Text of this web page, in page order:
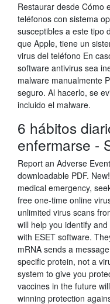
Restaurar desde Cómo
teléfonos con sistema
susceptibles a este tipo
que Apple, tiene un
virus del teléfono En
software antivirus sea
malware manualmente
seguro. Al hacerlo, se
incluido el malware.
6 hábitos
enfermarse -
Report an Adverse
downloadable PDF.
medical emergency,
free one-time online
unlimited virus scans
will help you identify
with ESET software.
mRNA sends a
specific protein, not a
system to give you
vaccines in the future
winning protection